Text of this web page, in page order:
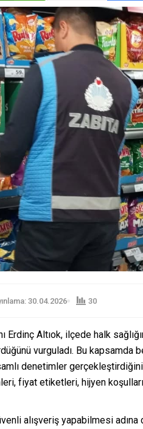
30.04.2026 30
Erdinç Altıok, ilçede halk
vurguladı. Bu
denetimler
fiyat etiketleri, hijyen
alışveriş yapabilmesi